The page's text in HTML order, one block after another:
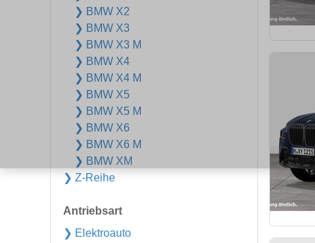
❯ BMW X2
❯ BMW X3
❯ BMW X3 M
❯ BMW X4
❯ BMW X4 M
❯ BMW X5
❯ BMW X5 M
❯ BMW X6
❯ BMW X6 M
❯ BMW XM
❯ Z-Reihe
Antriebsart
❯ Elektroauto